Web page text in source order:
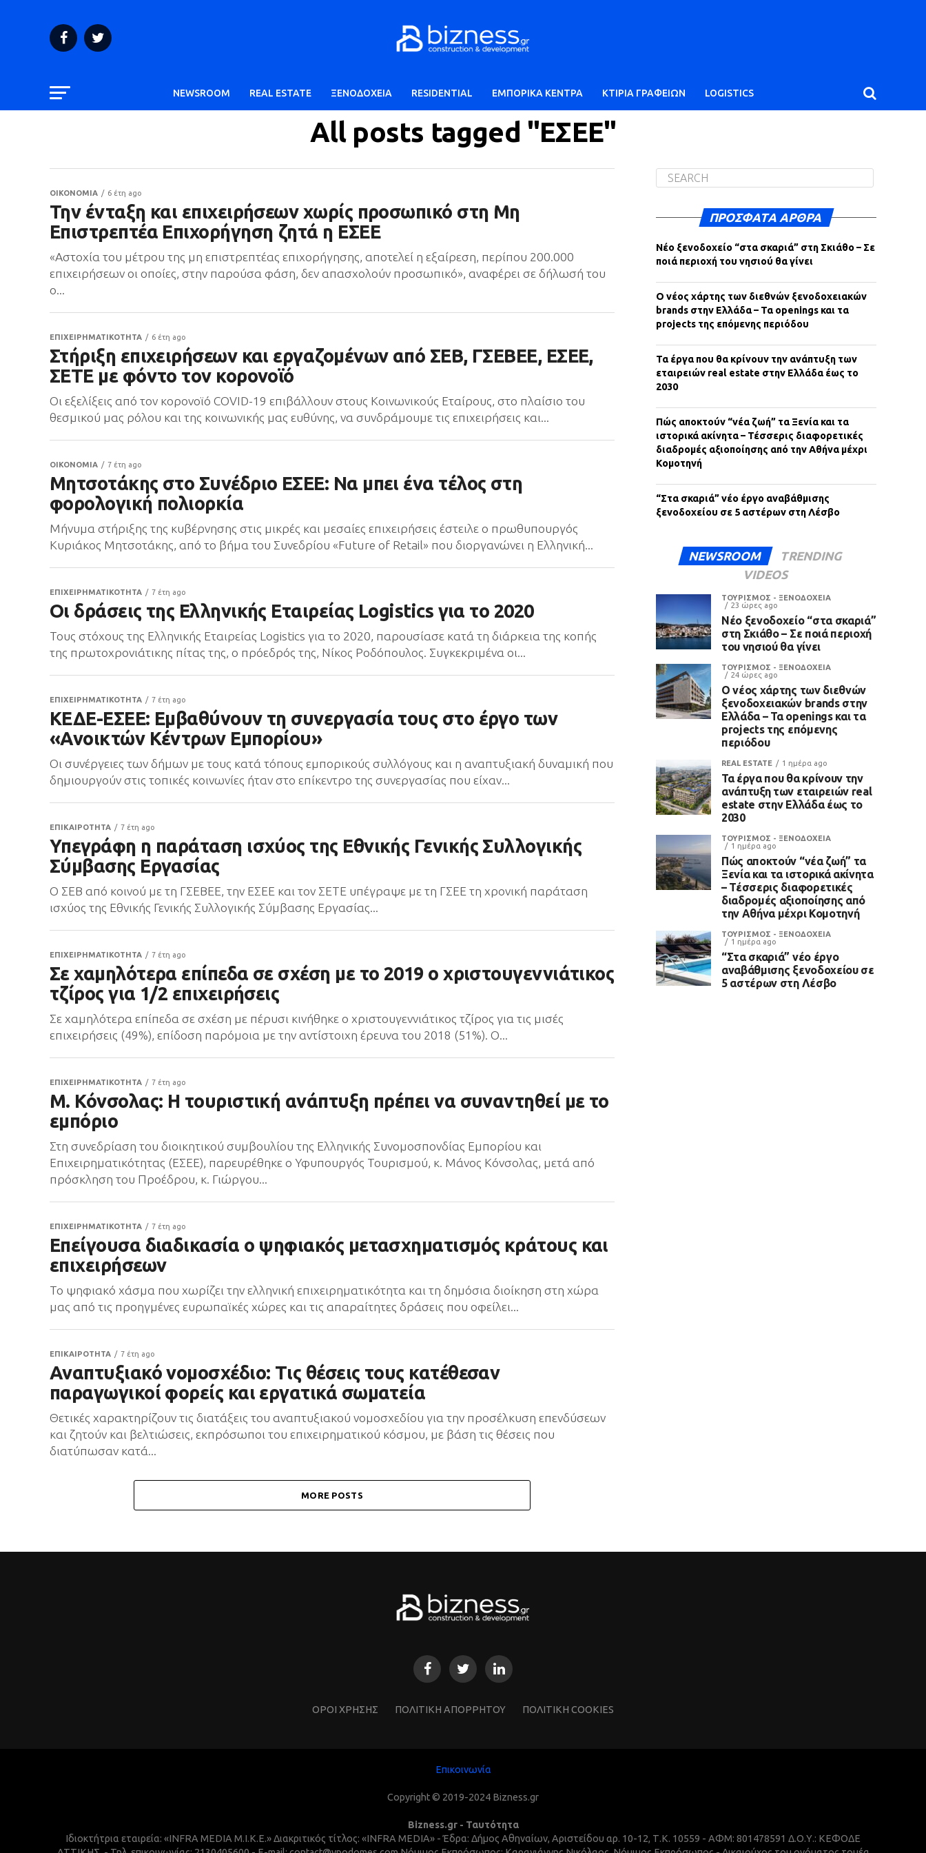
NEWSROOM REAL ESTATE ΞΕΝΟΔΟΧΕΙΑ RESIDENTIAL ΕΜΠΟΡΙΚΑ ΚΕΝΤΡΑ ΚΤΙΡΙΑ ΓΡΑΦΕΙΩΝ LOGISTICS
All posts tagged "ΕΣΕΕ"
ΟΙΚΟΝΟΜΙΑ 6 έτη ago
Την ένταξη και επιχειρήσεων χωρίς προσωπικό στη Μη
Επιστρεπτέα Επιχορήγηση ζητά η ΕΣΕΕ
«Αστοχία του μέτρου της μη επιστρεπτέας επιχορήγησης, αποτελεί η εξαίρεση, περίπου 200.000
επιχειρήσεων οι οποίες, στην παρούσα φάση, δεν απασχολούν προσωπικό», αναφέρει σε δήλωσή του
ο...
ΕΠΙΧΕΙΡΗΜΑΤΙΚΟΤΗΤΑ 6 έτη ago
Στήριξη επιχειρήσεων και εργαζομένων από ΣΕΒ, ΓΣΕΒΕΕ, ΕΣΕΕ,
ΣΕΤΕ με φόντο τον κορονοϊό
Οι εξελίξεις από τον κορονοϊό COVID-19 επιβάλλουν στους Κοινωνικούς Εταίρους, στο πλαίσιο του
θεσμικού μας ρόλου και της κοινωνικής μας ευθύνης, να συνδράμουμε τις επιχειρήσεις και...
ΟΙΚΟΝΟΜΙΑ 7 έτη ago
Μητσοτάκης στο Συνέδριο ΕΣΕΕ: Να μπει ένα τέλος στη
φορολογική πολιορκία
Μήνυμα στήριξης της κυβέρνησης στις μικρές και μεσαίες επιχειρήσεις έστειλε ο πρωθυπουργός
Κυριάκος Μητσοτάκης, από το βήμα του Συνεδρίου «Future of Retail» που διοργανώνει η Ελληνική...
ΕΠΙΧΕΙΡΗΜΑΤΙΚΟΤΗΤΑ 7 έτη ago
Οι δράσεις της Ελληνικής Εταιρείας Logistics για το 2020
Τους στόχους της Ελληνικής Εταιρείας Logistics για το 2020, παρουσίασε κατά τη διάρκεια της κοπής
της πρωτοχρονιάτικης πίτας της, ο πρόεδρός της, Νίκος Ροδόπουλος. Συγκεκριμένα οι...
ΕΠΙΧΕΙΡΗΜΑΤΙΚΟΤΗΤΑ 7 έτη ago
ΚΕΔΕ-ΕΣΕΕ: Εμβαθύνουν τη συνεργασία τους στο έργο των
«Ανοικτών Κέντρων Εμπορίου»
Οι συνέργειες των δήμων με τους κατά τόπους εμπορικούς συλλόγους και η αναπτυξιακή δυναμική που
δημιουργούν στις τοπικές κοινωνίες ήταν στο επίκεντρο της συνεργασίας που είχαν...
ΕΠΙΚΑΙΡΟΤΗΤΑ 7 έτη ago
Υπεγράφη η παράταση ισχύος της Εθνικής Γενικής Συλλογικής
Σύμβασης Εργασίας
Ο ΣΕΒ από κοινού με τη ΓΣΕΒΕΕ, την ΕΣΕΕ και τον ΣΕΤΕ υπέγραψε με τη ΓΣΕΕ τη χρονική παράταση
ισχύος της Εθνικής Γενικής Συλλογικής Σύμβασης Εργασίας...
ΕΠΙΧΕΙΡΗΜΑΤΙΚΟΤΗΤΑ 7 έτη ago
Σε χαμηλότερα επίπεδα σε σχέση με το 2019 ο χριστουγεννιάτικος
τζίρος για 1/2 επιχειρήσεις
Σε χαμηλότερα επίπεδα σε σχέση με πέρυσι κινήθηκε ο χριστουγεννιάτικος τζίρος για τις μισές
επιχειρήσεις (49%), επίδοση παρόμοια με την αντίστοιχη έρευνα του 2018 (51%). Ο...
ΕΠΙΧΕΙΡΗΜΑΤΙΚΟΤΗΤΑ 7 έτη ago
Μ. Κόνσολας: Η τουριστική ανάπτυξη πρέπει να συναντηθεί με το
εμπόριο
Στη συνεδρίαση του διοικητικού συμβουλίου της Ελληνικής Συνομοσπονδίας Εμπορίου και
Επιχειρηματικότητας (ΕΣΕΕ), παρευρέθηκε ο Υφυπουργός Τουρισμού, κ. Μάνος Κόνσολας, μετά από
πρόσκληση του Προέδρου, κ. Γιώργου...
ΕΠΙΧΕΙΡΗΜΑΤΙΚΟΤΗΤΑ 7 έτη ago
Επείγουσα διαδικασία ο ψηφιακός μετασχηματισμός κράτους και
επιχειρήσεων
Το ψηφιακό χάσμα που χωρίζει την ελληνική επιχειρηματικότητα και τη δημόσια διοίκηση στη χώρα
μας από τις προηγμένες ευρωπαϊκές χώρες και τις απαραίτητες δράσεις που οφείλει...
ΕΠΙΚΑΙΡΟΤΗΤΑ 7 έτη ago
Αναπτυξιακό νομοσχέδιο: Τις θέσεις τους κατέθεσαν
παραγωγικοί φορείς και εργατικά σωματεία
Θετικές χαρακτηρίζουν τις διατάξεις του αναπτυξιακού νομοσχεδίου για την προσέλκυση επενδύσεων
και ζητούν και βελτιώσεις, εκπρόσωποι του επιχειρηματικού κόσμου, με βάση τις θέσεις που
διατύπωσαν κατά...
MORE POSTS
ΠΡΌΣΦΑΤΑ ΆΡΘΡΑ
Νέο ξενοδοχείο “στα σκαριά” στη Σκιάθο – Σε
ποιά περιοχή του νησιού θα γίνει
Ο νέος χάρτης των διεθνών ξενοδοχειακών
brands στην Ελλάδα – Τα openings και τα
projects της επόμενης περιόδου
Τα έργα που θα κρίνουν την ανάπτυξη των
εταιρειών real estate στην Ελλάδα έως το
2030
Πώς αποκτούν “νέα ζωή” τα Ξενία και τα
ιστορικά ακίνητα – Τέσσερις διαφορετικές
διαδρομές αξιοποίησης από την Αθήνα μέχρι
Κομοτηνή
“Στα σκαριά” νέο έργο αναβάθμισης
ξενοδοχείου σε 5 αστέρων στη Λέσβο
NEWSROOM
TRENDING
VIDEOS
ΤΟΥΡΙΣΜΟΣ - ΞΕΝΟΔΟΧΕΙΑ
23 ώρες ago
Νέο ξενοδοχείο “στα σκαριά”
στη Σκιάθο – Σε ποιά περιοχή
του νησιού θα γίνει
ΤΟΥΡΙΣΜΟΣ - ΞΕΝΟΔΟΧΕΙΑ
24 ώρες ago
Ο νέος χάρτης των διεθνών
ξενοδοχειακών brands στην
Ελλάδα – Τα openings και τα
projects της επόμενης
περιόδου
REAL ESTATE 1 ημέρα ago
Τα έργα που θα κρίνουν την
ανάπτυξη των εταιρειών real
estate στην Ελλάδα έως το
2030
ΤΟΥΡΙΣΜΟΣ - ΞΕΝΟΔΟΧΕΙΑ
1 ημέρα ago
Πώς αποκτούν “νέα ζωή” τα
Ξενία και τα ιστορικά ακίνητα
– Τέσσερις διαφορετικές
διαδρομές αξιοποίησης από
την Αθήνα μέχρι Κομοτηνή
ΤΟΥΡΙΣΜΟΣ - ΞΕΝΟΔΟΧΕΙΑ
1 ημέρα ago
“Στα σκαριά” νέο έργο
αναβάθμισης ξενοδοχείου σε
5 αστέρων στη Λέσβο
ΌΡΟΙ ΧΡΗΣΗΣ ΠΟΛΙΤΙΚΗ ΑΠΟΡΡΗΤΟΥ ΠΟΛΙΤΙΚΗ COOKIES
Επικοινωνία
Copyright © 2019-2024 Bizness.gr
Bizness.gr - Ταυτότητα
Ιδιοκτήτρια εταιρεία: «INFRA MEDIA M.I.K.E.» Διακριτικός τίτλος: «INFRA MEDIA» - Έδρα: Δήμος Αθηναίων, Αριστείδου αρ. 10-12, Τ.Κ. 10559 - ΑΦΜ: 801478591 Δ.Ο.Υ.: ΚΕΦΟΔΕ